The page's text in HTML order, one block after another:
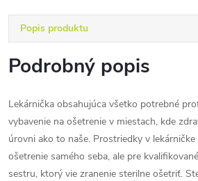
Popis produktu
Podrobný popis
Lekárnička obsahujúca všetko potrebné
vybavenie na ošetrenie v miestach, kde
úrovni ako to naše. Prostriedky v
ošetrenie samého seba, ale pre
sestru, ktorý vie zranenie sterilne ošetriť.